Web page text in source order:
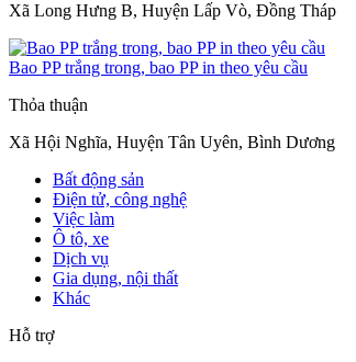
Xã Long Hưng B, Huyện Lấp Vò, Đồng Tháp
Bao PP trắng trong, bao PP in theo yêu cầu
Thỏa thuận
Xã Hội Nghĩa, Huyện Tân Uyên, Bình Dương
Bất động sản
Điện tử, công nghệ
Việc làm
Ô tô, xe
Dịch vụ
Gia dụng, nội thất
Khác
Hỗ trợ